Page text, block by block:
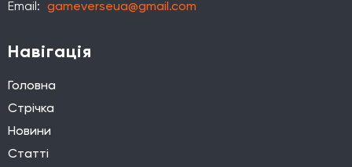
Email: gameverseua@gmail.com
Навігація
Головна
Стрічка
Новини
Статті